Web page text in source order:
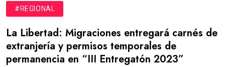
#REGIONAL
La Libertad: Migraciones entregará carnés de
extranjería y permisos temporales de
permanencia en “III Entregatón 2023”